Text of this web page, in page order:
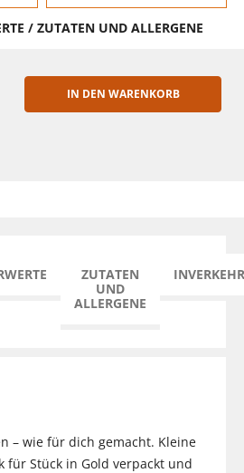
/ ZUTATEN UND ALLERGENE
IN DEN WARENKORB
ZUTATEN
UND
ALLERGENE
– wie für dich gemacht. Kleine
für Stück in Gold verpackt und